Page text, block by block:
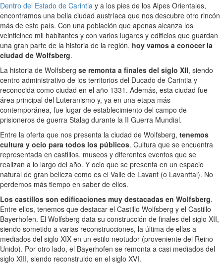
Dentro del Estado de Carintia y a los pies de los Alpes Orientales,
encontramos una bella ciudad austríaca que nos descubre otro rincón
más de este país. Con una población que apenas alcanza los
veinticinco mil habitantes y con varios lugares y edificios que guardan
una gran parte de la historia de la región, hoy vamos a conocer la
ciudad de Wolfsberg.
La historia de Wolfsberg se remonta a finales del siglo XII, siendo
centro administrativo de los territorios del Ducado de Carintia y
reconocida como ciudad en el año 1331. Además, esta ciudad fue
área principal del Luteranismo y, ya en una etapa más
contemporánea, fue lugar de establecimiento del campo de
prisioneros de guerra Stalag durante la II Guerra Mundial.
Entre la oferta que nos presenta la ciudad de Wolfsberg, tenemos
cultura y ocio para todos los públicos. Cultura que se encuentra
representada en castillos, museos y diferentes eventos que se
realizan a lo largo del año. Y ocio que se presenta en un espacio
natural de gran belleza como es el Valle de Lavant (o Lavanttal). No
perdemos más tiempo en saber de ellos.
Los castillos son edificaciones muy destacadas en Wolfsberg.
Entre ellos, tenemos que destacar el Castillo Wolfsberg y el Castillo
Bayerhofen. El Wolfsberg data su construcción de finales del siglo XII,
siendo sometido a varias reconstrucciones, la última de ellas a
mediados del siglo XIX en un estilo neotudor (proveniente del Reino
Unido). Por otro lado, el Bayerhofen se remonta a casi mediados del
siglo XIII, siendo reconstruido en el siglo XVI.